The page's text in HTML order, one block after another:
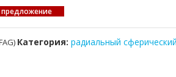
Категория: радиальный сферический